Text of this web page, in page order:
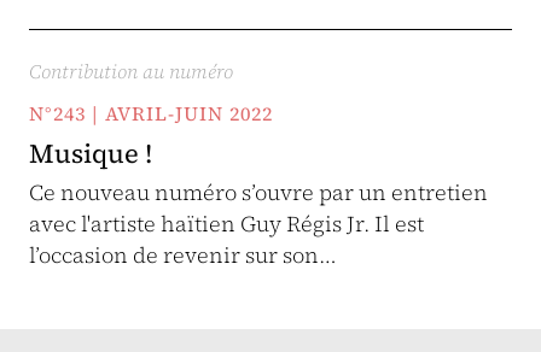
Contribution au numéro
N°243 | AVRIL-JUIN 2022
Musique !
Ce nouveau numéro s’ouvre par un entretien
avec l'artiste haïtien Guy Régis Jr. Il est
l’occasion de revenir sur son…